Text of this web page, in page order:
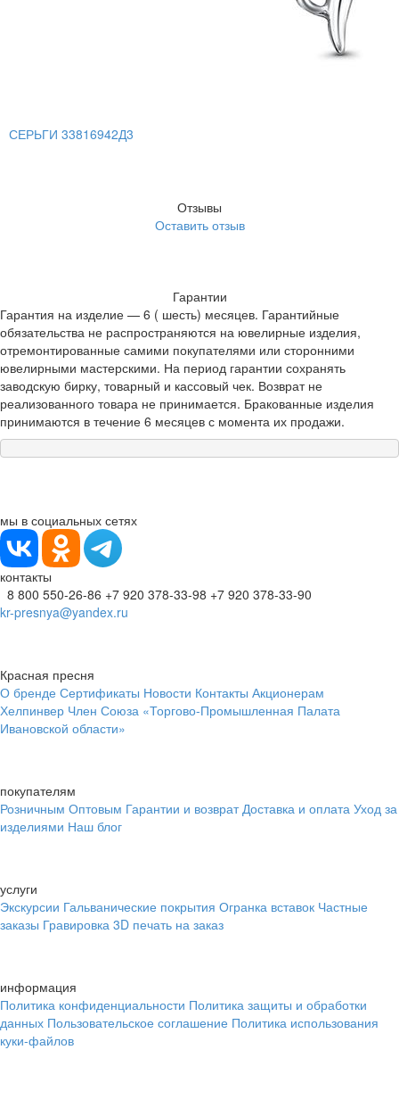
СЕРЬГИ 33816942Д3
Отзывы
Оставить отзыв
Гарантии
Гарантия на изделие — 6 ( шесть) месяцев. Гарантийные
обязательства не распространяются на ювелирные изделия,
отремонтированные самими покупателями или сторонними
ювелирными мастерскими. На период гарантии сохранять
заводскую бирку, товарный и кассовый чек. Возврат не
реализованного товара не принимается. Бракованные изделия
принимаются в течение 6 месяцев с момента их продажи.
мы в социальных сетях
контакты
8 800 550-26-86 +7 920 378-33-98 +7 920 378-33-90
kr-presnya@yandex.ru
Красная пресня
О бренде Сертификаты Новости Контакты Акционерам
Хелпинвер Член Союза «Торгово-Промышленная Палата
Ивановской области»
покупателям
Розничным Оптовым Гарантии и возврат Доставка и оплата Уход за
изделиями Наш блог
услуги
Экскурсии Гальванические покрытия Огранка вставок Частные
заказы Гравировка 3D печать на заказ
информация
Политика конфиденциальности Политика защиты и обработки
данных Пользовательское соглашение Политика использования
куки-файлов